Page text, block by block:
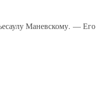
Маневскому. — Его